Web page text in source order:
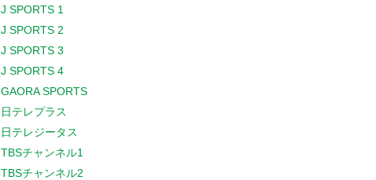
J SPORTS 1
J SPORTS 2
J SPORTS 3
J SPORTS 4
GAORA SPORTS
日テレプラス
日テレジータス
TBSチャンネル1
TBSチャンネル2